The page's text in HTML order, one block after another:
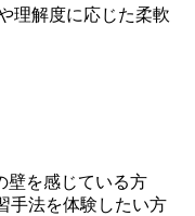
理解度に応じた柔軟
壁を感じている方
手法を体験したい方